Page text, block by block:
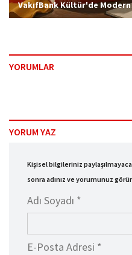
VakıfBank Kültür'de Modern
YORUMLAR
YORUM YAZ
Kişisel bilgileriniz
sonra adınız ve yorumunuz
Adı Soyadı *
E-Posta Adresi *